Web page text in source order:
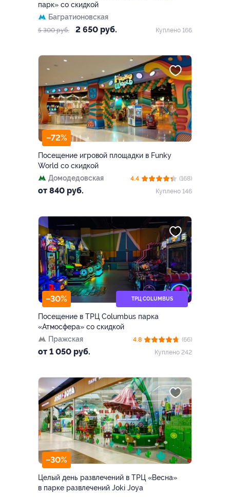
парк» со скидкой
Багратионовская
5 300 руб. 2 650 руб. Куплено 166
–72%
Посещение игровой площадки в Funky
World со скидкой
Домодедовская
от 840 руб.
4.4
(168)
Куплено 146
–30% ТРЦ COLUMBUS
Посещение в ТРЦ Columbus парка
«Атмосфера» со скидкой
Пражская
от 1 050 руб.
4.8
(66)
Куплено 242
–30%
Целый день развлечений в ТРЦ «Весна»
в парке развлечений Joki Joya